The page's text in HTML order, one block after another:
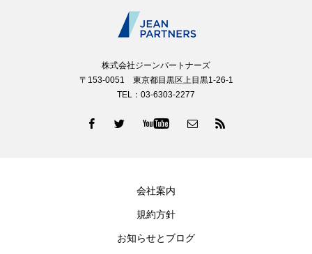
株式会社ジーンパートナーズ
〒153-0051 東京都目黒区上目黒1-26-1
TEL：03-6303-2277
会社案内
規約方針
お知らせとブログ